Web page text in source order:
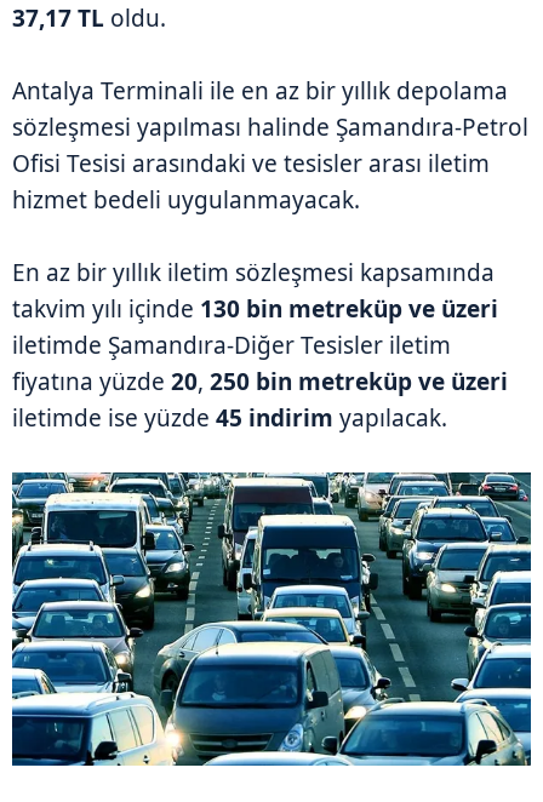
37,17 TL oldu.
Antalya Terminali ile en az bir yıllık depolama
sözleşmesi yapılması halinde Şamandıra-Petrol
Ofisi Tesisi arasındaki ve tesisler arası iletim
hizmet bedeli uygulanmayacak.
En az bir yıllık iletim sözleşmesi kapsamında
takvim yılı içinde 130 bin metreküp ve üzeri
iletimde Şamandıra-Diğer Tesisler iletim
fiyatına yüzde 20, 250 bin metreküp ve üzeri
iletimde ise yüzde 45 indirim yapılacak.